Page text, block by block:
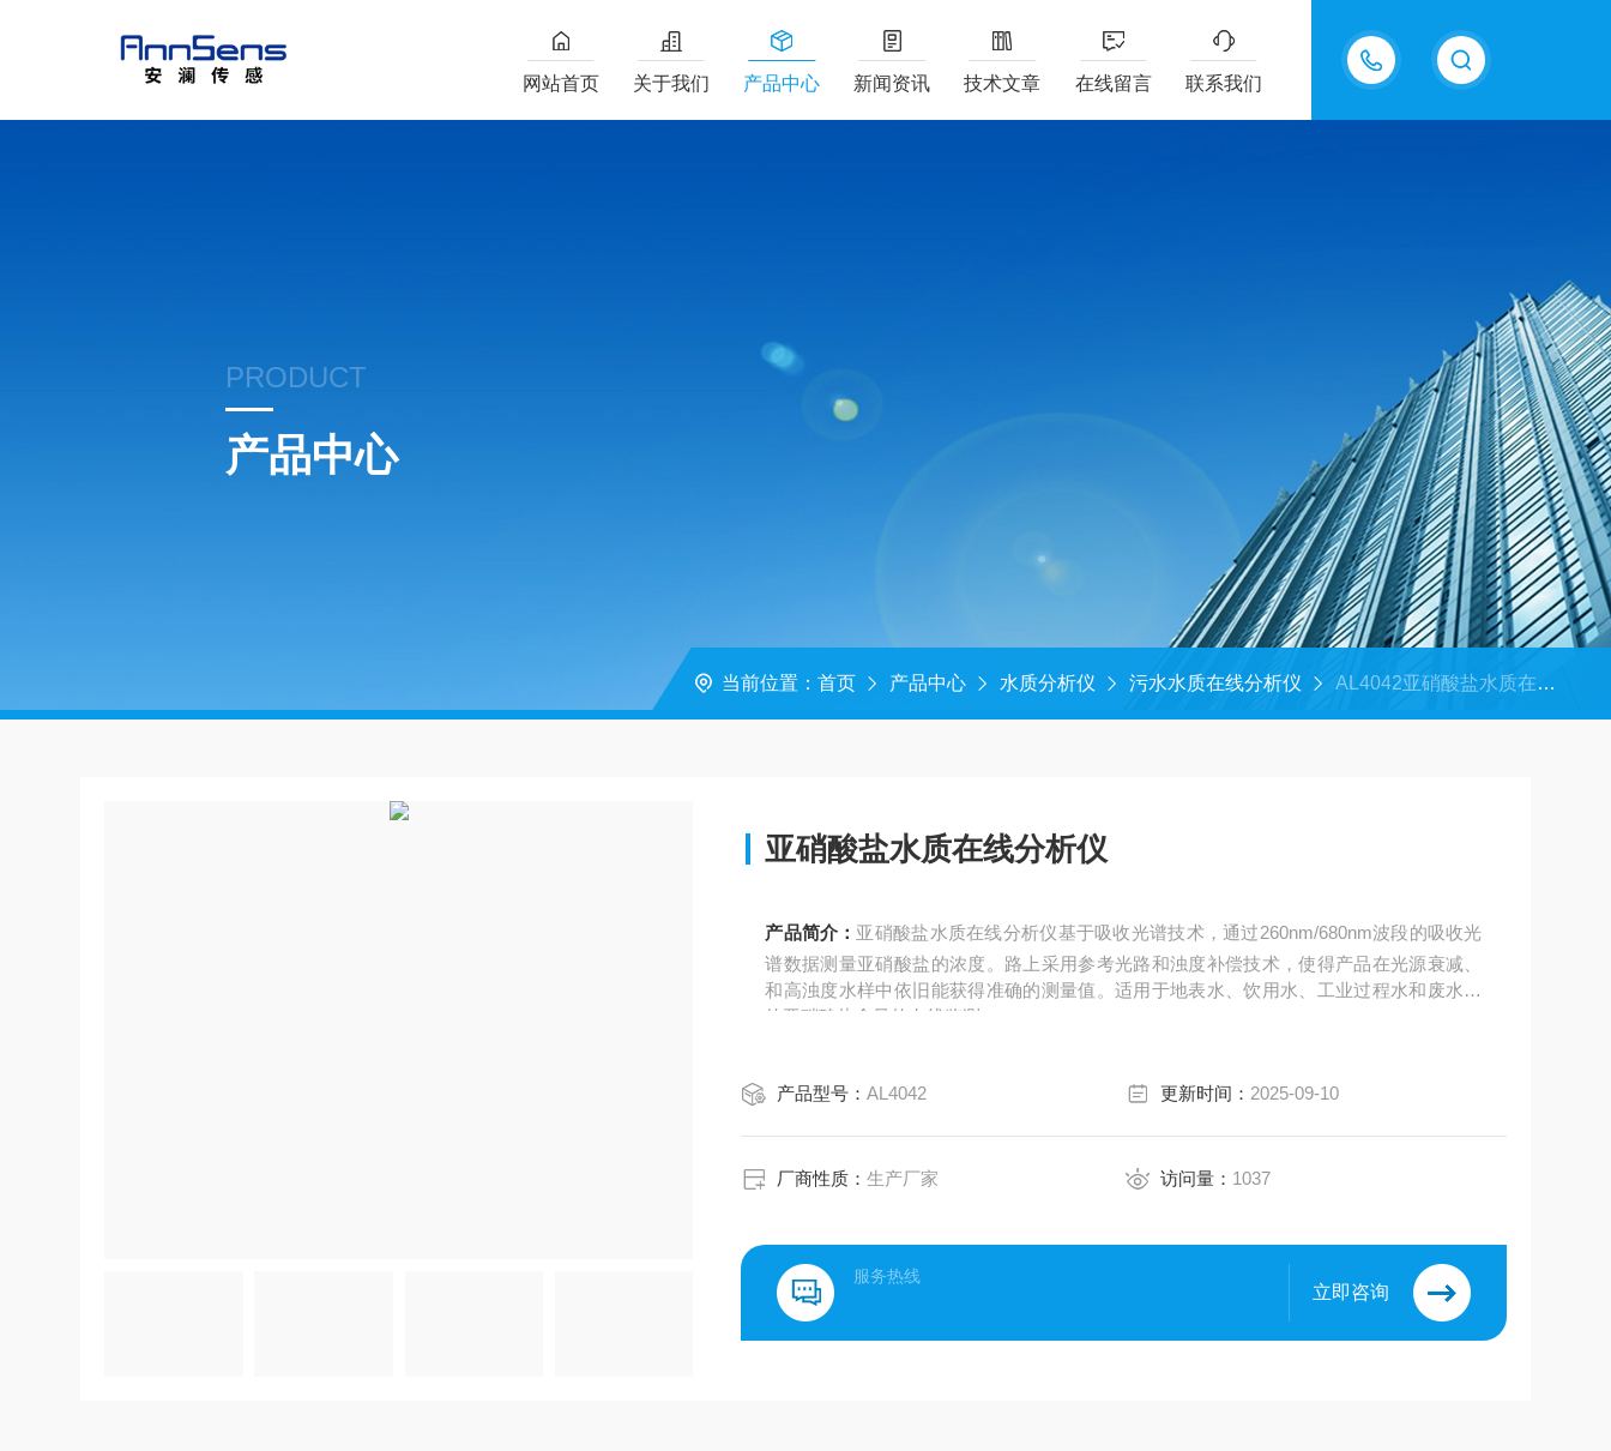
15267469361
网站首页 关于我们 产品中心 新闻资讯 技术文章 在线留言 联系我们
PRODUCT
产品中心
当前位置： 首页 产品中心 水质分析仪 污水水质在线分析仪 AL4042亚硝酸盐水质在线分析仪
亚硝酸盐水质在线分析仪
产品简介： 亚硝酸盐水质在线分析仪基于吸收光谱技术，通过260nm/680nm波段的吸收光
谱数据测量亚硝酸盐的浓度。路上采用参考光路和浊度补偿技术，使得产品在光源衰减、
和高浊度水样中依旧能获得准确的测量值。适用于地表水、饮用水、工业过程水和废水中
的亚硝酸盐含量的在线监测。
产品型号：AL4042 更新时间： 2025-09-10
厂商性质：生产厂家 访问量： 1037
服务热线
立即咨询